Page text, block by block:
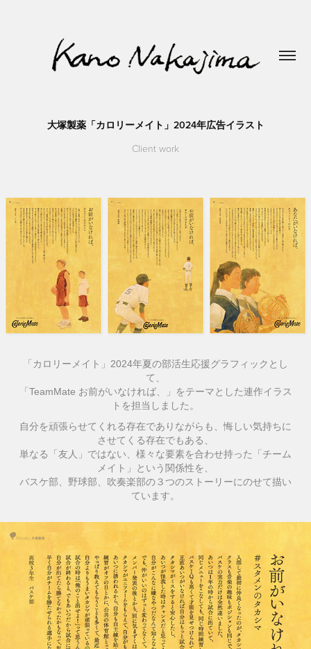
大塚製薬「カロリーメイト」2024年広告イラスト
Client work
「カロリーメイト」2024年夏の部活生応援グラフィックとし
て、
「TeamMate お前がいなければ、」をテーマとした連作イラス
トを担当しました。
自分を頑張らせてくれる存在でありながらも、悔しい気持ちに
させてくる存在でもある、
単なる「友人」ではない、様々な要素を合わせ持った「チーム
メイト」という関係性を、
バスケ部、野球部、吹奏楽部の３つのストーリーにのせて描い
ています。